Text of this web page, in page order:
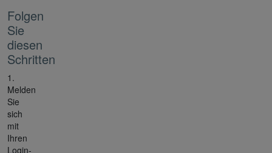
Folgen
Sie
diesen
Schritten
1.
Melden
Sie
sich
mit
Ihren
Login-